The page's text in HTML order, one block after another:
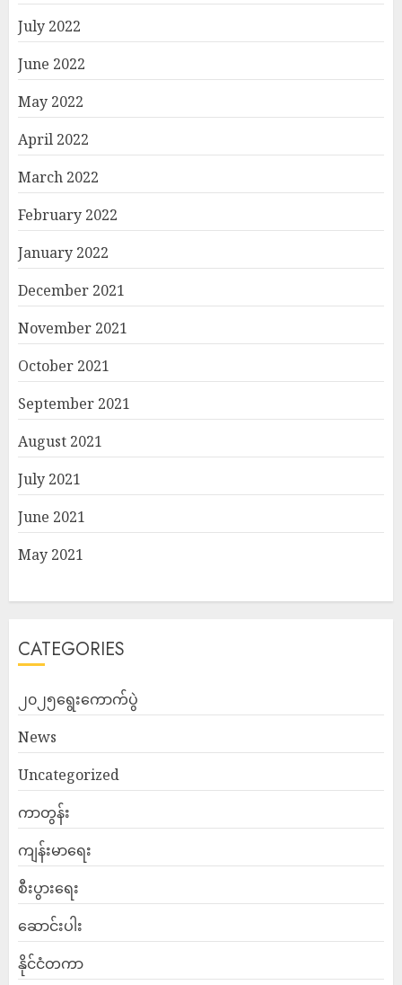
July 2022
June 2022
May 2022
April 2022
March 2022
February 2022
January 2022
December 2021
November 2021
October 2021
September 2021
August 2021
July 2021
June 2021
May 2021
CATEGORIES
၂၀၂၅ရွေးကောက်ပွဲ
News
Uncategorized
ကာတွန်း
ကျန်းမာရေး
စီးပွားရေး
ဆောင်းပါး
နိုင်ငံတကာ